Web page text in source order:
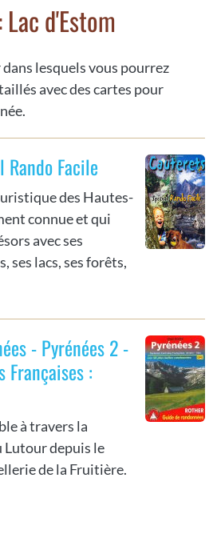
d'Estom
lesquels vous pourrez
avec des cartes pour
Facile
des Hautes-
connue et qui
avec ses
ses lacs, ses forêts,
- Pyrénées 2 -
Françaises :
à travers la
depuis le
de la Fruitière.